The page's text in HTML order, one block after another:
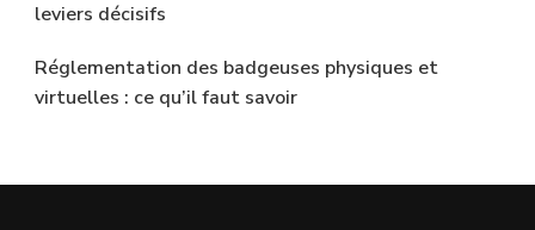
leviers décisifs
Réglementation des badgeuses physiques et
virtuelles : ce qu’il faut savoir